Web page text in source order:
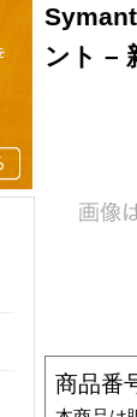
ント –
商品番